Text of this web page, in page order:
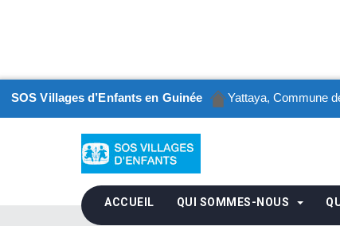
SOS Villages d’Enfants en Guinée Yattaya, Commune
ACCUEIL QUI SOMMES-NOUS